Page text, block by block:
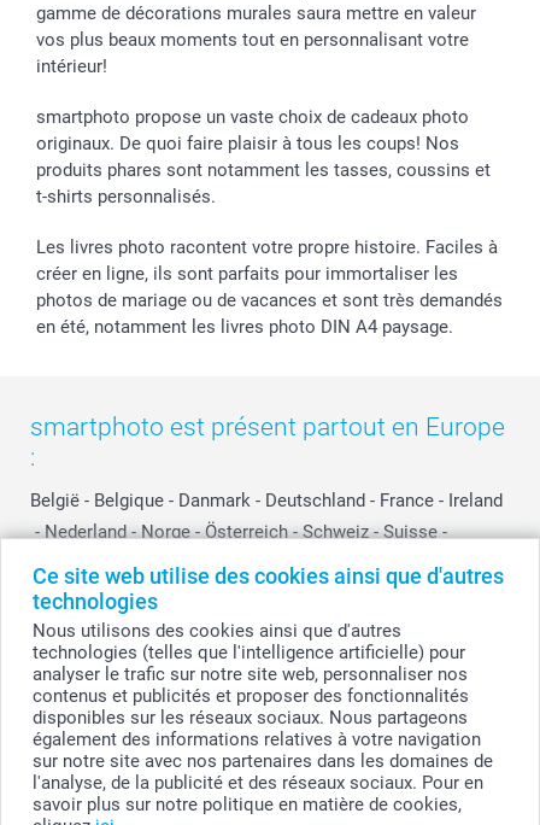
Ce site web utilise des cookies ainsi que d'autres
technologies
Nous utilisons des cookies ainsi que d'autres
technologies (telles que l'intelligence artificielle) pour
analyser le trafic sur notre site web, personnaliser nos
contenus et publicités et proposer des fonctionnalités
disponibles sur les réseaux sociaux. Nous partageons
également des informations relatives à votre navigation
sur notre site avec nos partenaires dans les domaines de
l'analyse, de la publicité et des réseaux sociaux. Pour en
savoir plus sur notre politique en matière de cookies,
Chèque Cadeau
Investor Relations
B2B smartbusiness
Droit de rétractation
Mariage
Fête d'anniversaire
Collection naissance
Tous les évènements
Modes de Paiement
Identifiez-vous
Plan du site
Statut de ma commande
smarfriends
smartgarantie
smartbonus
gamme de décorations murales saura mettre en valeur
vos plus beaux moments tout en personnalisant votre
intérieur!
smartphoto propose un vaste choix de cadeaux photo
originaux. De quoi faire plaisir à tous les coups! Nos
produits phares sont notamment les tasses, coussins et
t-shirts personnalisés.
Les livres photo racontent votre propre histoire. Faciles à
créer en ligne, ils sont parfaits pour immortaliser les
photos de mariage ou de vacances et sont très demandés
en été, notamment les livres photo DIN A4 paysage.
smartphoto est présent partout en Europe
:
België - Belgique - Danmark - Deutschland - France - Ireland
- Nederland - Norge - Österreich - Schweiz - Suisse -
Switzerland
Suomi Sverige United Kingdom
Other Countries
© smartphoto group. Tous droits réservés
Tous les prix sont en francs suisses (CHF), TVA incluse et hors frais de port.